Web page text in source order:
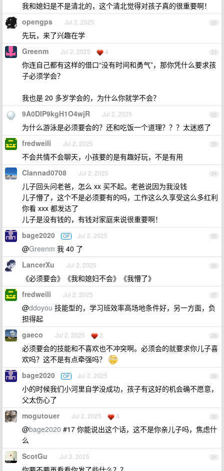
我和媳妇是不是清北的，这个清北觉得对孩子真的很重要啊！
20
opengps Jul 2, 2025
先玩，来了兴趣在学
21
Greenm Jul 2, 2025 4
你连自己都有这样的借口“没有时间和勇气”，那你凭什么要求孩
子必须学会？
我也是 20 多岁学会的，为什么你就学不会？
22
9A0DIP9kgH1O4wjR Jul 2, 2025
为什么游泳是必须要会的？还和吃饭一个道理？？？太迷惑了
23
fredweili Jul 2, 2025
不会共情不会聊天，小孩要的是有趣好玩，不是有用
24
Clannad0708 Jul 2, 2025
儿子回头问老爸，怎么 xx 买不起。老爸说因为我没钱
儿子懵了，这个不是必须要有的吗，工作这么久享受这么多红利
你看 xxx 都发达了
儿子是没有钱的，有钱对家庭来说很重要啊！
25
bage2020 OP Jul 2, 2025
@Greenm 我 40 了
26
LancerXu Jul 2, 2025
《必须要会》《我和媳妇不会》《我懵了》
27
fredweili Jul 2, 2025
@ddoyou 技能型的，学习班效率高场地条件好，另一方面，负
担得起
28
gaeco Jul 2, 2025 2
必须要会的技能和不喜欢也不冲突啊。必须会的就要求你儿子喜
欢吗？这不是有点牵强吗？
29
bage2020 OP Jul 2, 2025
小的时候我们小河里自学没成功，孩子有这好的机会确不愿意，
父太伤心了
30
mogutouer Jul 2, 2025 4
@bage2020 #17 你能说出这个话，这不是你亲儿子吗，焦虑什
么
31
ScotGu Jul 2, 2025